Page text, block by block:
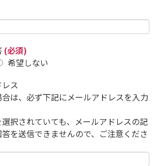
(必須)
希望しない
ス
は、必ず下記にメールアドレスを入力
択されていても、メールアドレスの記
を送信できませんので、ご注意くださ